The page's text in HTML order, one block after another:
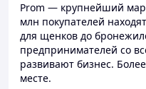
Prom — крупнейший
млн покупателей
для щенков до
предпринимателей со
развивают бизнес.
месте.